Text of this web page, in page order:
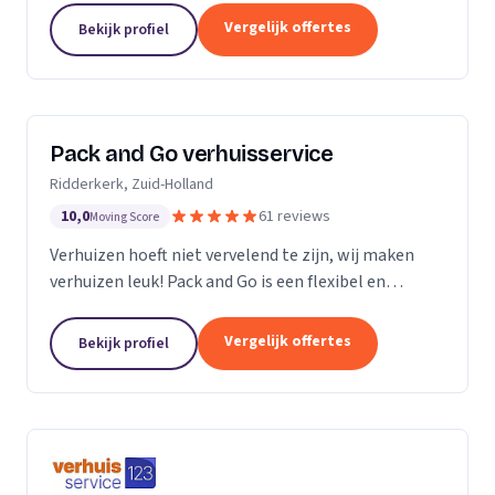
na wat we beloven. Door goede
kwaliteitsvoertuigen te...
Bekijk profiel Vergelijk offertes
Pack and Go verhuisservice
Ridderkerk, Zuid-Holland
10,0Moving Score 61 reviews
Verhuizen hoeft niet vervelend te zijn, wij maken
verhuizen leuk! Pack and Go is een flexibel en
al uw verhuizingen. Met ons team van...
Bekijk profiel Vergelijk offertes